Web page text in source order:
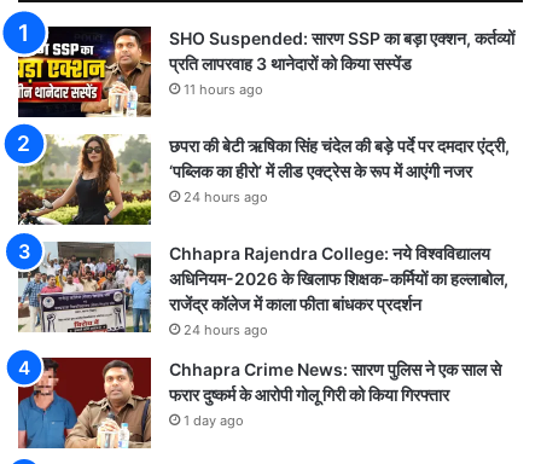
SHO Suspended: सारण SSP का बड़ा एक्शन, कर्तव्यों
प्रति लापरवाह 3 थानेदारों को किया सस्पेंड
11 hours ago
छपरा की बेटी ऋषिका सिंह चंदेल की बड़े पर्दे पर दमदार एंट्री,
‘पब्लिक का हीरो’ में लीड एक्ट्रेस के रूप में आएंगी नजर
24 hours ago
Chhapra Rajendra College: नये विश्वविद्यालय
अधिनियम-2026 के खिलाफ शिक्षक-कर्मियों का हल्लाबोल,
राजेंद्र कॉलेज में काला फीता बांधकर प्रदर्शन
24 hours ago
Chhapra Crime News: सारण पुलिस ने एक साल से
फरार दुष्कर्म के आरोपी गोलू गिरी को किया गिरफ्तार
1 day ago